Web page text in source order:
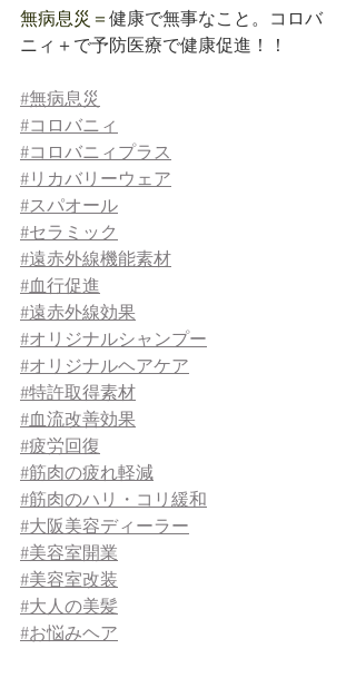
無病息災＝ 健康で無事なこと。コロバ
ニィ＋で予防医療で健康促進！！
#無病息災
#コロバニィ
#コロバニィプラス
#リカバリーウェア
#スパオール
#セラミック
#遠赤外線機能素材
#血行促進
#遠赤外線効果
#オリジナルシャンプー
#オリジナルヘアケア
#特許取得素材
#血流改善効果
#疲労回復
#筋肉の疲れ軽減
#筋肉のハリ・コリ緩和
#大阪美容ディーラー
#美容室開業
#美容室改装
#大人の美髪
#お悩みヘア